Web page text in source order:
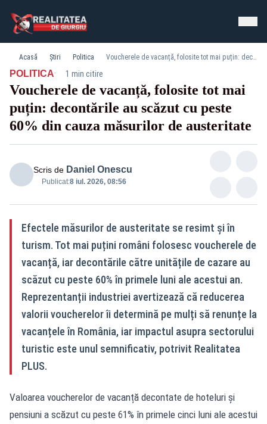
Acasă Știri Politica Voucherele de vacanță, folosite tot mai puțin: decontările au scăzut cu peste 60% din cauza măsurilor de austeritate
POLITICA· 1 min citire
Voucherele de vacanță, folosite tot mai
puțin: decontările au scăzut cu peste
60% din cauza măsurilor de austeritate
Scris de Daniel Onescu
Publicat:8 iul. 2026, 08:56
Efectele măsurilor de austeritate se resimt și în
turism. Tot mai puțini români folosesc voucherele de
vacanță, iar decontările către unitățile de cazare au
scăzut cu peste 60% în primele luni ale acestui an.
Reprezentanții industriei avertizează că reducerea
valorii voucherelor îi determină pe mulți să renunțe la
vacanțele în România, iar impactul asupra sectorului
turistic este unul semnificativ, potrivit Realitatea
PLUS.
Valoarea voucherelor de vacanță decontate de hoteluri și
pensiuni a scăzut cu peste 61% în primele cinci luni ale acestui